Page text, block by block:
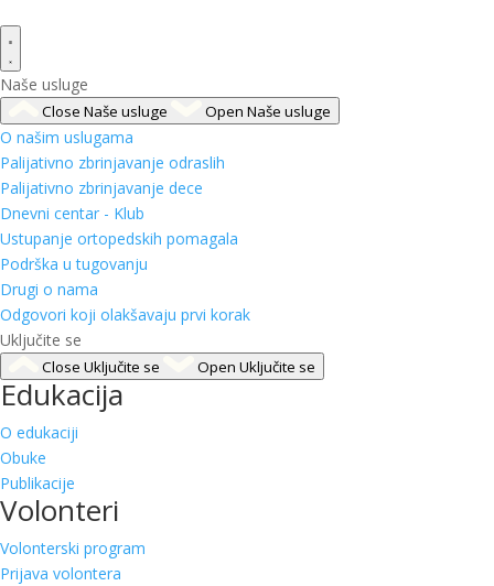
Naše usluge
Close Naše usluge Open Naše usluge
O našim uslugama
Palijativno zbrinjavanje odraslih
Palijativno zbrinjavanje dece
Dnevni centar - Klub
Ustupanje ortopedskih pomagala
Podrška u tugovanju
Drugi o nama
Odgovori koji olakšavaju prvi korak
Uključite se
Close Uključite se Open Uključite se
Edukacija
O edukaciji
Obuke
Publikacije
Volonteri
Volonterski program
Prijava volontera